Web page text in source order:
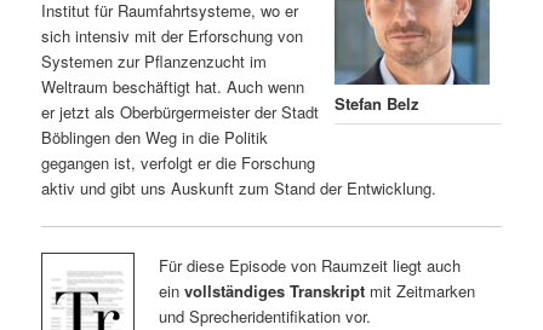
e
n
Stefan Belz
Institut für Raumfahrtsysteme, wo er
sich intensiv mit der Erforschung von
Systemen zur Pflanzenzucht im
Weltraum beschäftigt hat. Auch wenn
er jetzt als Oberbürgermeister der Stadt
Böblingen den Weg in die Politik
gegangen ist, verfolgt er die Forschung
aktiv und gibt uns Auskunft zum Stand der Entwicklung.
Für diese Episode von Raumzeit liegt auch
ein vollständiges Transkriptmit Zeitmarken
und Sprecheridentifikation vor.